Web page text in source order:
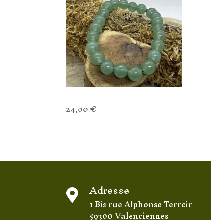
24,00€
 Adresse
1 Bis rue Alphonse Terroir
59300 Valenciennes